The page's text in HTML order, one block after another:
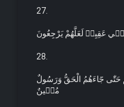
27.
ف۪ي عَقِبِه۪ لَعَلَّهُمْ يَرْجِعُونَ
28.
حَتّٰى جَٓاءَهُمُ الْحَقُّ وَرَسُولٌ
مُب۪ينٌ